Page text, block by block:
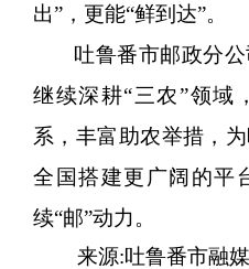
出”，更能“鲜到达”。
吐鲁番市邮政分
继续深耕“三农”领域
系，丰富助农举措，
全国搭建更广阔的平
续“邮”动力。
来源:吐鲁番市融媒